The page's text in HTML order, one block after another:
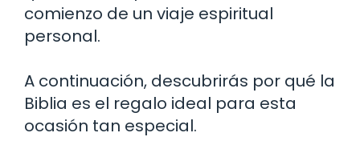
comienzo de un viaje espiritual
personal.
A continuación, descubrirás por qué la
Biblia es el regalo ideal para esta
ocasión tan especial.